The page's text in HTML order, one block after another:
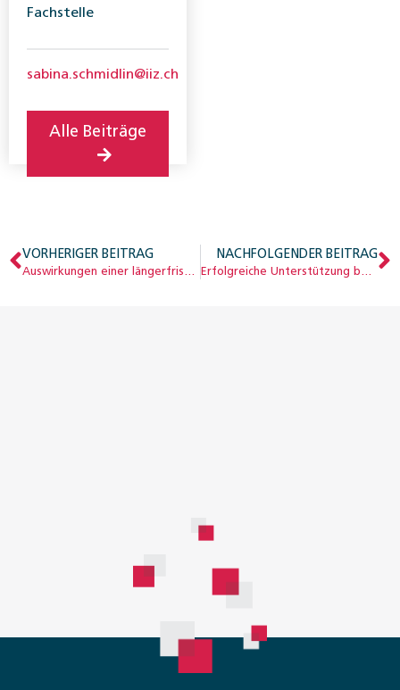
Fachstelle
sabina.schmidlin@iiz.ch
Alle Beiträge
VORHERIGER BEITRAG NACHFOLGENDER BEITRAG